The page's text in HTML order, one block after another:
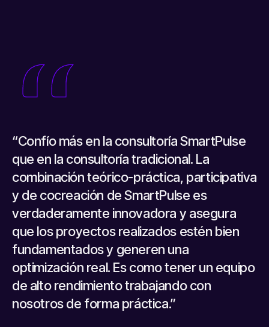
“Confío más en la consultoría SmartPulse
que en la consultoría tradicional. La
combinación teórico-práctica, participativa
y de cocreación de SmartPulse es
verdaderamente innovadora y asegura
que los proyectos realizados estén bien
fundamentados y generen una
optimización real. Es como tener un equipo
de alto rendimiento trabajando con
nosotros de forma práctica.”